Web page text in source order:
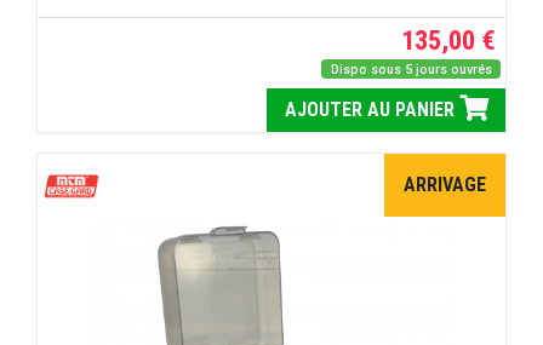
135,00 €
Dispo sous 5 jours ouvrés
AJOUTER AU PANIER
ARRIVAGE